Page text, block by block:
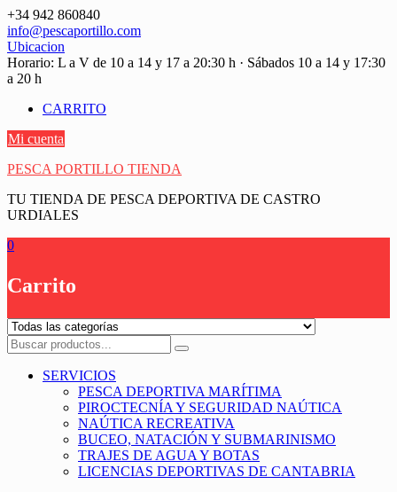
Saltar
contenido
+34 942 860840
info@pescaportillo.com
Ubicacion
Horario: L a V de 10 a 14 y 17 a 20:30 h · Sábados 10 a 14 y 17:30
a 20 h
CARRITO
Mi cuenta
PESCA PORTILLO TIENDA
TU TIENDA DE PESCA DEPORTIVA DE CASTRO
URDIALES
0
Carrito
SERVICIOS
PESCA DEPORTIVA MARÍTIMA
PIROCTECNÍA Y SEGURIDAD NAÚTICA
NAÚTICA RECREATIVA
BUCEO, NATACIÓN Y SUBMARINISMO
TRAJES DE AGUA Y BOTAS
LICENCIAS DEPORTIVAS DE CANTABRIA